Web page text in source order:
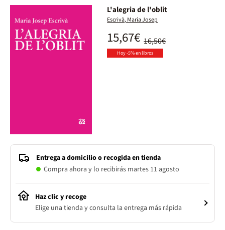
L'alegria de l'oblit
Escrivà, Maria Josep
16,50€
15,67€
Hoy -5% en libros
Entrega a domicilio o recogida en tienda
Compra ahora y lo recibirás martes 11 agosto
Haz clic y recoge
Elige una tienda y consulta la entrega más rápida